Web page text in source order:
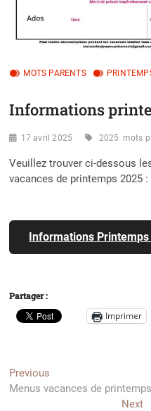
MOTS PARENTS
Informations
17 avril 2025 2025 mots
Veuillez trouver ci-dessous
vacances de printemps 2025 :
Informations Printemps
Partager :
Imprimer
Navigation
de
Previous
post:
Menus vacances de
Next